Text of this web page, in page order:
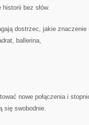
bez słów.
dostrzec, jakie znaczenie
ballerina,
nowe połączenia i
się swobodnie.